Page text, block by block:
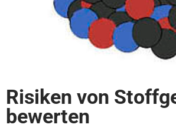
Risiken von
bewerten